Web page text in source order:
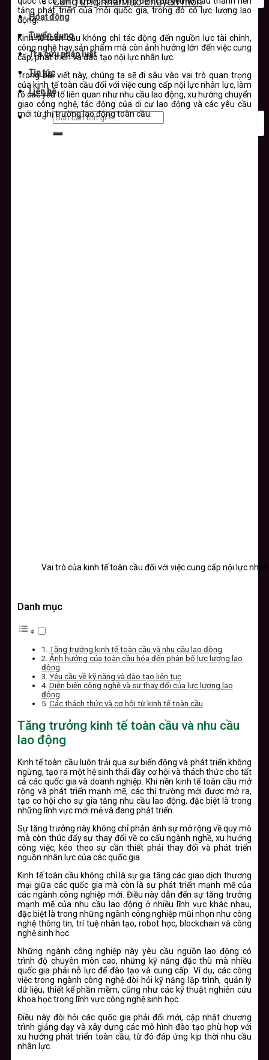
Hoạt động
Tuyển dụng
Tra cứu pháp luật
Tin tức
Liên hệ
tảng phát triển của mỗi quốc gia, trong đó có lực lượng lao
động.
Kinh tế toàn cầu không chỉ tác động đến nguồn lực tài chính,
công nghệ hay sản phẩm mà còn ảnh hưởng lớn đến việc cung
cấp, phát triển và đào tạo nội lực nhân lực.
Trong bài viết này, chúng ta sẽ đi sâu vào vai trò quan trọng
của kinh tế toàn cầu đối với việc cung cấp nội lực nhân lực, làm
rõ các yếu tố liên quan như nhu cầu lao động, xu hướng chuyển
giao công nghệ, tác động của di cư lao động và các yêu cầu
mới từ thị trường lao động toàn cầu.
Vai trò của kinh tế toàn cầu đối với việc cung cấp nội lực
Danh mục
Tăng trưởng kinh tế toàn cầu và nhu cầu lao động
Ảnh hưởng của toàn cầu hóa đến phân bố lực lượng lao
động
Yêu cầu về kỹ năng và đào tạo liên tục
Diễn biến công nghệ và sự thay đổi của lực lượng lao
động
Các thách thức và cơ hội từ kinh tế toàn cầu
Tăng trưởng kinh tế toàn cầu và nhu cầu
lao động
Kinh tế toàn cầu luôn trải qua sự biến động và phát triển không
ngừng, tạo ra một hệ sinh thái đầy cơ hội và thách thức cho tất
cả các quốc gia và doanh nghiệp. Khi nền kinh tế toàn cầu mở
rộng và phát triển mạnh mẽ, các thị trường mới được mở ra,
tạo cơ hội cho sự gia tăng nhu cầu lao động, đặc biệt là trong
những lĩnh vực mới mẻ và đang phát triển.
Sự tăng trưởng này không chỉ phản ánh sự mở rộng về quy mô
mà còn thúc đẩy sự thay đổi về cơ cấu ngành nghề, xu hướng
công việc, kéo theo sự cần thiết phải thay đổi và phát triển
nguồn nhân lực của các quốc gia.
Kinh tế toàn cầu không chỉ là sự gia tăng các giao dịch thương
mại giữa các quốc gia mà còn là sự phát triển mạnh mẽ của
các ngành công nghiệp mới. Điều này dẫn đến sự tăng trưởng
mạnh mẽ của nhu cầu lao động ở nhiều lĩnh vực khác nhau,
đặc biệt là trong những ngành công nghiệp mũi nhọn như công
nghệ thông tin, trí tuệ nhân tạo, robot học, blockchain và công
nghệ sinh học.
Những ngành công nghiệp này yêu cầu nguồn lao động có
trình độ chuyên môn cao, những kỹ năng đặc thù mà nhiều
quốc gia phải nỗ lực để đào tạo và cung cấp. Ví dụ, các công
việc trong ngành công nghệ đòi hỏi kỹ năng lập trình, quản lý
dữ liệu, thiết kế phần mềm, cũng như các kỹ thuật nghiên cứu
khoa học trong lĩnh vực công nghệ sinh học.
Điều này đòi hỏi các quốc gia phải đổi mới, cập nhật chương
trình giảng dạy và xây dựng các mô hình đào tạo phù hợp với
xu hướng phát triển toàn cầu, từ đó đáp ứng kịp thời nhu cầu
nhân lực.